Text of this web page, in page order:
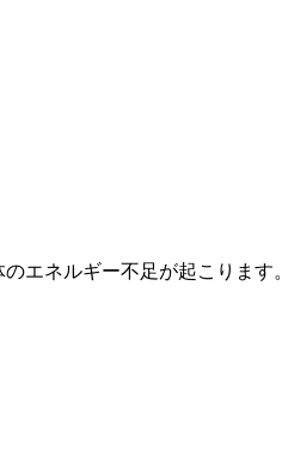
エネルギー不足が起こります。